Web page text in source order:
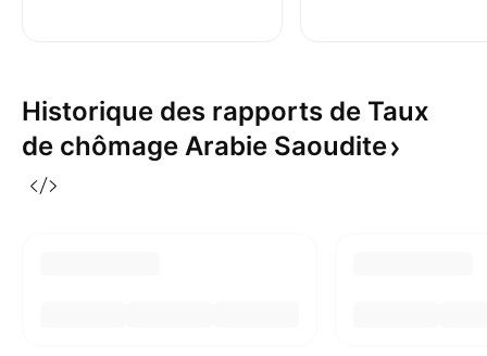
Historique des rapports de Taux
de chômage Arabie Saoudite